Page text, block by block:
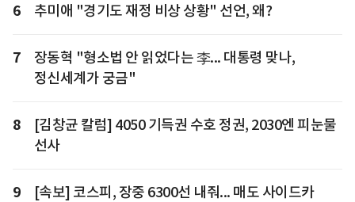
6 추미애 "경기도 재정 비상 상황" 선언, 왜?
7
장동혁 "형소법 안 읽었다는 李... 대통령 맞나,
정신세계가 궁금"
8
[김창균 칼럼] 4050 기득권 수호 정권, 2030엔 피눈물
선사
9
[속보] 코스피, 장중 6300선 내줘... 매도 사이드카